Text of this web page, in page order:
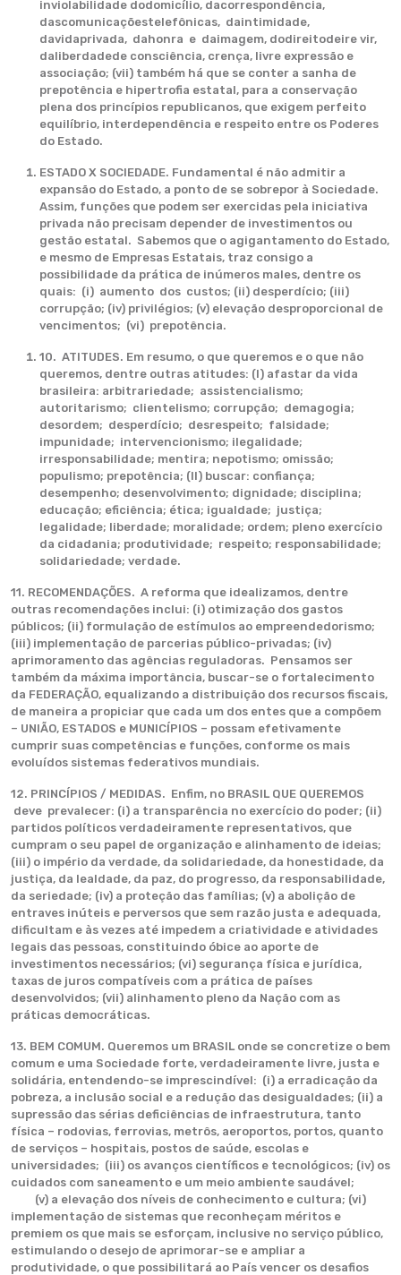
inviolabilidade dodomicílio, dacorrespondência,
dascomunicaçõestelefônicas, daintimidade,
davidaprivada, dahonra e daimagem, dodireitodeire vir,
daliberdadede consciência, crença, livre expressão e
associação; (vii) também há que se conter a sanha de
prepotência e hipertrofia estatal, para a conservação
plena dos princípios republicanos, que exigem perfeito
equilíbrio, interdependência e respeito entre os Poderes
do Estado.
ESTADO X SOCIEDADE. Fundamental é não admitir a
expansão do Estado, a ponto de se sobrepor à Sociedade.
Assim, funções que podem ser exercidas pela iniciativa
privada não precisam depender de investimentos ou
gestão estatal. Sabemos que o agigantamento do Estado,
e mesmo de Empresas Estatais, traz consigo a
possibilidade da prática de inúmeros males, dentre os
quais: (i) aumento dos custos; (ii) desperdício; (iii)
corrupção; (iv) privilégios; (v) elevação desproporcional de
vencimentos; (vi) prepotência.
10. ATITUDES. Em resumo, o que queremos e o que não
queremos, dentre outras atitudes: (I) afastar da vida
brasileira: arbitrariedade; assistencialismo;
autoritarismo; clientelismo; corrupção; demagogia;
desordem; desperdício; desrespeito; falsidade;
impunidade; intervencionismo; ilegalidade;
irresponsabilidade; mentira; nepotismo; omissão;
populismo; prepotência; (II) buscar: confiança;
desempenho; desenvolvimento; dignidade; disciplina;
educação; eficiência; ética; igualdade; justiça;
legalidade; liberdade; moralidade; ordem; pleno exercício
da cidadania; produtividade; respeito; responsabilidade;
solidariedade; verdade.
11. RECOMENDAÇÕES. A reforma que idealizamos, dentre
outras recomendações inclui: (i) otimização dos gastos
públicos; (ii) formulação de estímulos ao empreendedorismo;
(iii) implementação de parcerias público-privadas; (iv)
aprimoramento das agências reguladoras. Pensamos ser
também da máxima importância, buscar-se o fortalecimento
da FEDERAÇÃO, equalizando a distribuição dos recursos fiscais,
de maneira a propiciar que cada um dos entes que a compõem
– UNIÃO, ESTADOS e MUNICÍPIOS – possam efetivamente
cumprir suas competências e funções, conforme os mais
evoluídos sistemas federativos mundiais.
12. PRINCÍPIOS / MEDIDAS. Enfim, no BRASIL QUE QUEREMOS
deve prevalecer: (i) a transparência no exercício do poder; (ii)
partidos políticos verdadeiramente representativos, que
cumpram o seu papel de organização e alinhamento de ideias;
(iii) o império da verdade, da solidariedade, da honestidade, da
justiça, da lealdade, da paz, do progresso, da responsabilidade,
da seriedade; (iv) a proteção das famílias; (v) a abolição de
entraves inúteis e perversos que sem razão justa e adequada,
dificultam e às vezes até impedem a criatividade e atividades
legais das pessoas, constituindo óbice ao aporte de
investimentos necessários; (vi) segurança física e jurídica,
taxas de juros compatíveis com a prática de países
desenvolvidos; (vii) alinhamento pleno da Nação com as
práticas democráticas.
13. BEM COMUM. Queremos um BRASIL onde se concretize o bem
comum e uma Sociedade forte, verdadeiramente livre, justa e
solidária, entendendo-se imprescindível: (i) a erradicação da
pobreza, a inclusão social e a redução das desigualdades; (ii) a
supressão das sérias deficiências de infraestrutura, tanto
física – rodovias, ferrovias, metrôs, aeroportos, portos, quanto
de serviços – hospitais, postos de saúde, escolas e
universidades; (iii) os avanços científicos e tecnológicos; (iv) os
cuidados com saneamento e um meio ambiente saudável;
(v) a elevação dos níveis de conhecimento e cultura; (vi)
implementação de sistemas que reconheçam méritos e
premiem os que mais se esforçam, inclusive no serviço público,
estimulando o desejo de aprimorar-se e ampliar a
produtividade, o que possibilitará ao País vencer os desafios